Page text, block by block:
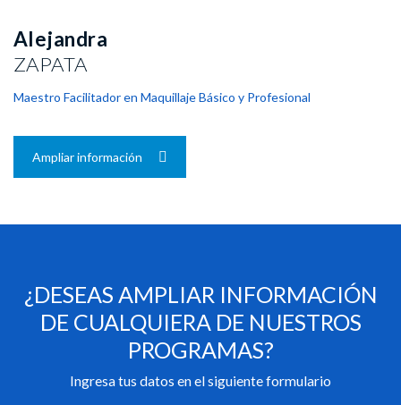
Alejandra
ZAPATA
Maestro Facilitador en Maquillaje Básico y Profesional
Ampliar información
¿DESEAS AMPLIAR INFORMACIÓN
DE CUALQUIERA DE NUESTROS
PROGRAMAS?
Ingresa tus datos en el siguiente formulario